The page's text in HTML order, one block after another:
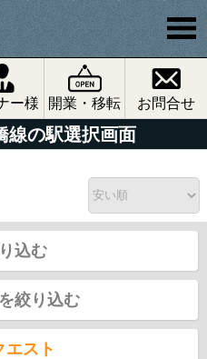
ー様 開業・移転 お問合せ
線の駅選択画面
込む
絞り込む
エスト